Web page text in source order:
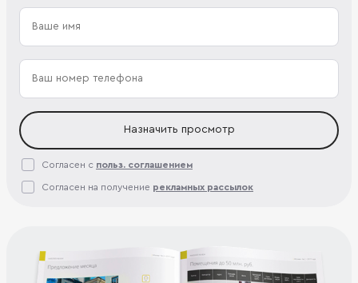
Назначить просмотр
Согласен с польз. соглашением
Согласен на получение рекламных рассылок